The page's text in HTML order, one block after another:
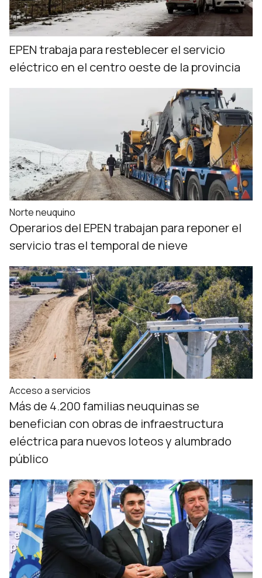
EPEN trabaja para resteblecer el servicio
eléctrico en el centro oeste de la provincia
Norte neuquino
Operarios del EPEN trabajan para reponer el
servicio tras el temporal de nieve
Acceso a servicios
Más de 4.200 familias neuquinas se
benefician con obras de infraestructura
eléctrica para nuevos loteos y alumbrado
público